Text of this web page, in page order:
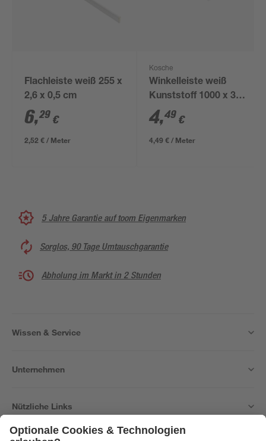
Flachleiste weiß 255 x
2,6 x 0,5 cm
6,29 €
2,52 € / Meter
Kosche
Winkelleiste weiß
Kunststoff 1000 x 30
x 30 mm
4,49 €
4,49 € / Meter
5 Jahre Garantie auf toom Eigenmarken
Sorglos, 90 Tage Umtauschgarantie
Abholung im Markt in 2 Stunden
Wissen & Service
Unternehmen
Nützliche Links